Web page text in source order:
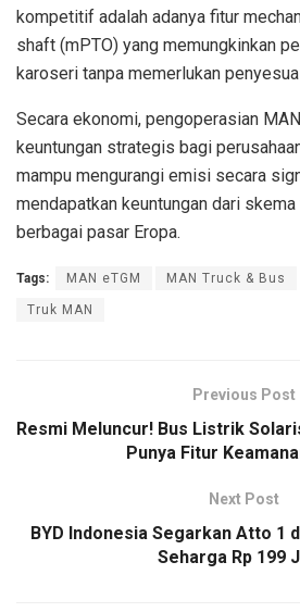
kompetitif adalah adanya fitur
shaft (mPTO) yang memungkinkan
karoseri tanpa memerlukan
Secara ekonomi, pengoperasian
keuntungan strategis bagi
mampu mengurangi emisi secara
mendapatkan keuntungan dari
berbagai pasar Eropa.
Tags: MAN eTGM MAN Truck & Bus
Truk MAN
Previous Post
Resmi Meluncur! Bus Listrik
Punya Fitur
Next Post
BYD Indonesia Segarkan Atto 1
Seharga Rp 199